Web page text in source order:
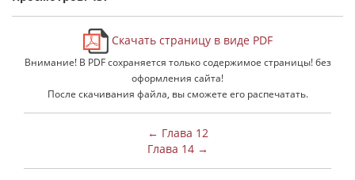
Скачать страницу в виде PDF
Внимание! В PDF сохраняется только содержимое страницы! без
оформления сайта!
После скачивания файла, вы сможете его распечатать.
← Глава 12
Глава 14 →